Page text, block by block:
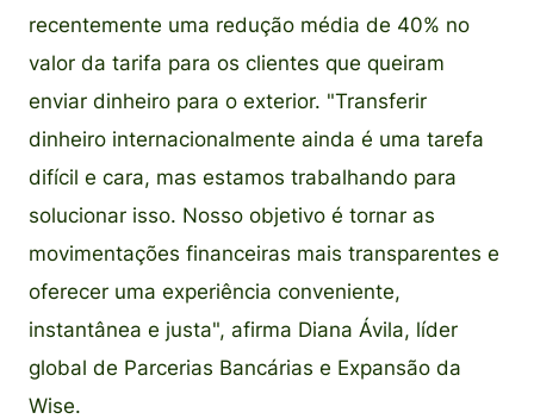
recentemente uma redução média de 40% no
valor da tarifa para os clientes que queiram
enviar dinheiro para o exterior. "Transferir
dinheiro internacionalmente ainda é uma tarefa
difícil e cara, mas estamos trabalhando para
solucionar isso. Nosso objetivo é tornar as
movimentações financeiras mais transparentes e
oferecer uma experiência conveniente,
instantânea e justa", afirma Diana Ávila, líder
global de Parcerias Bancárias e Expansão da
Wise.